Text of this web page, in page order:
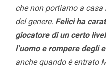
che non portiamo a
del genere. Felici ha
giocatore di un certo
l’uomo e rompere degli
anche quando è entrato